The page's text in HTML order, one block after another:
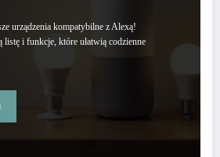
urządzenia kompatybilne z Alexą!
listę i funkcje, które ułatwią codzienne